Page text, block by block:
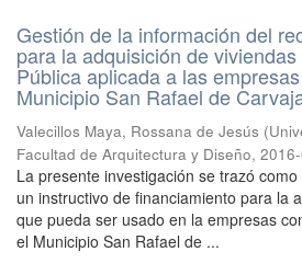
Gestión de la información del
para la adquisición de
Pública aplicada a las
Municipio San Rafael de
Valecillos Maya, Rossana de Jesús (
Facultad de Arquitectura y Diseño,
La presente investigación se trazó
un instructivo de financiamiento para la
que pueda ser usado en la empresas
el Municipio San Rafael de ...